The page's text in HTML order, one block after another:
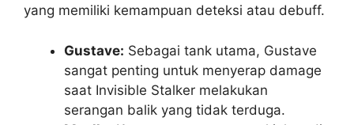
yang memiliki kemampuan deteksi atau debuff.
Gustave: Sebagai tank utama, Gustave
sangat penting untuk menyerap damage
saat Invisible Stalker melakukan
serangan balik yang tidak terduga.